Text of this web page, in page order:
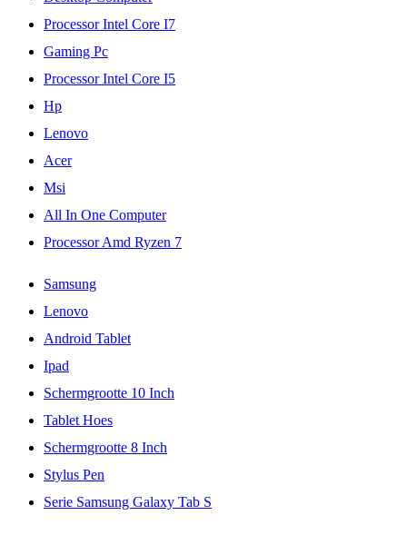
Processor Intel Core I7
Gaming Pc
Processor Intel Core I5
Hp
Lenovo
Acer
Msi
All In One Computer
Processor Amd Ryzen 7
Samsung
Lenovo
Android Tablet
Ipad
Schermgrootte 10 Inch
Tablet Hoes
Schermgrootte 8 Inch
Stylus Pen
Serie Samsung Galaxy Tab S